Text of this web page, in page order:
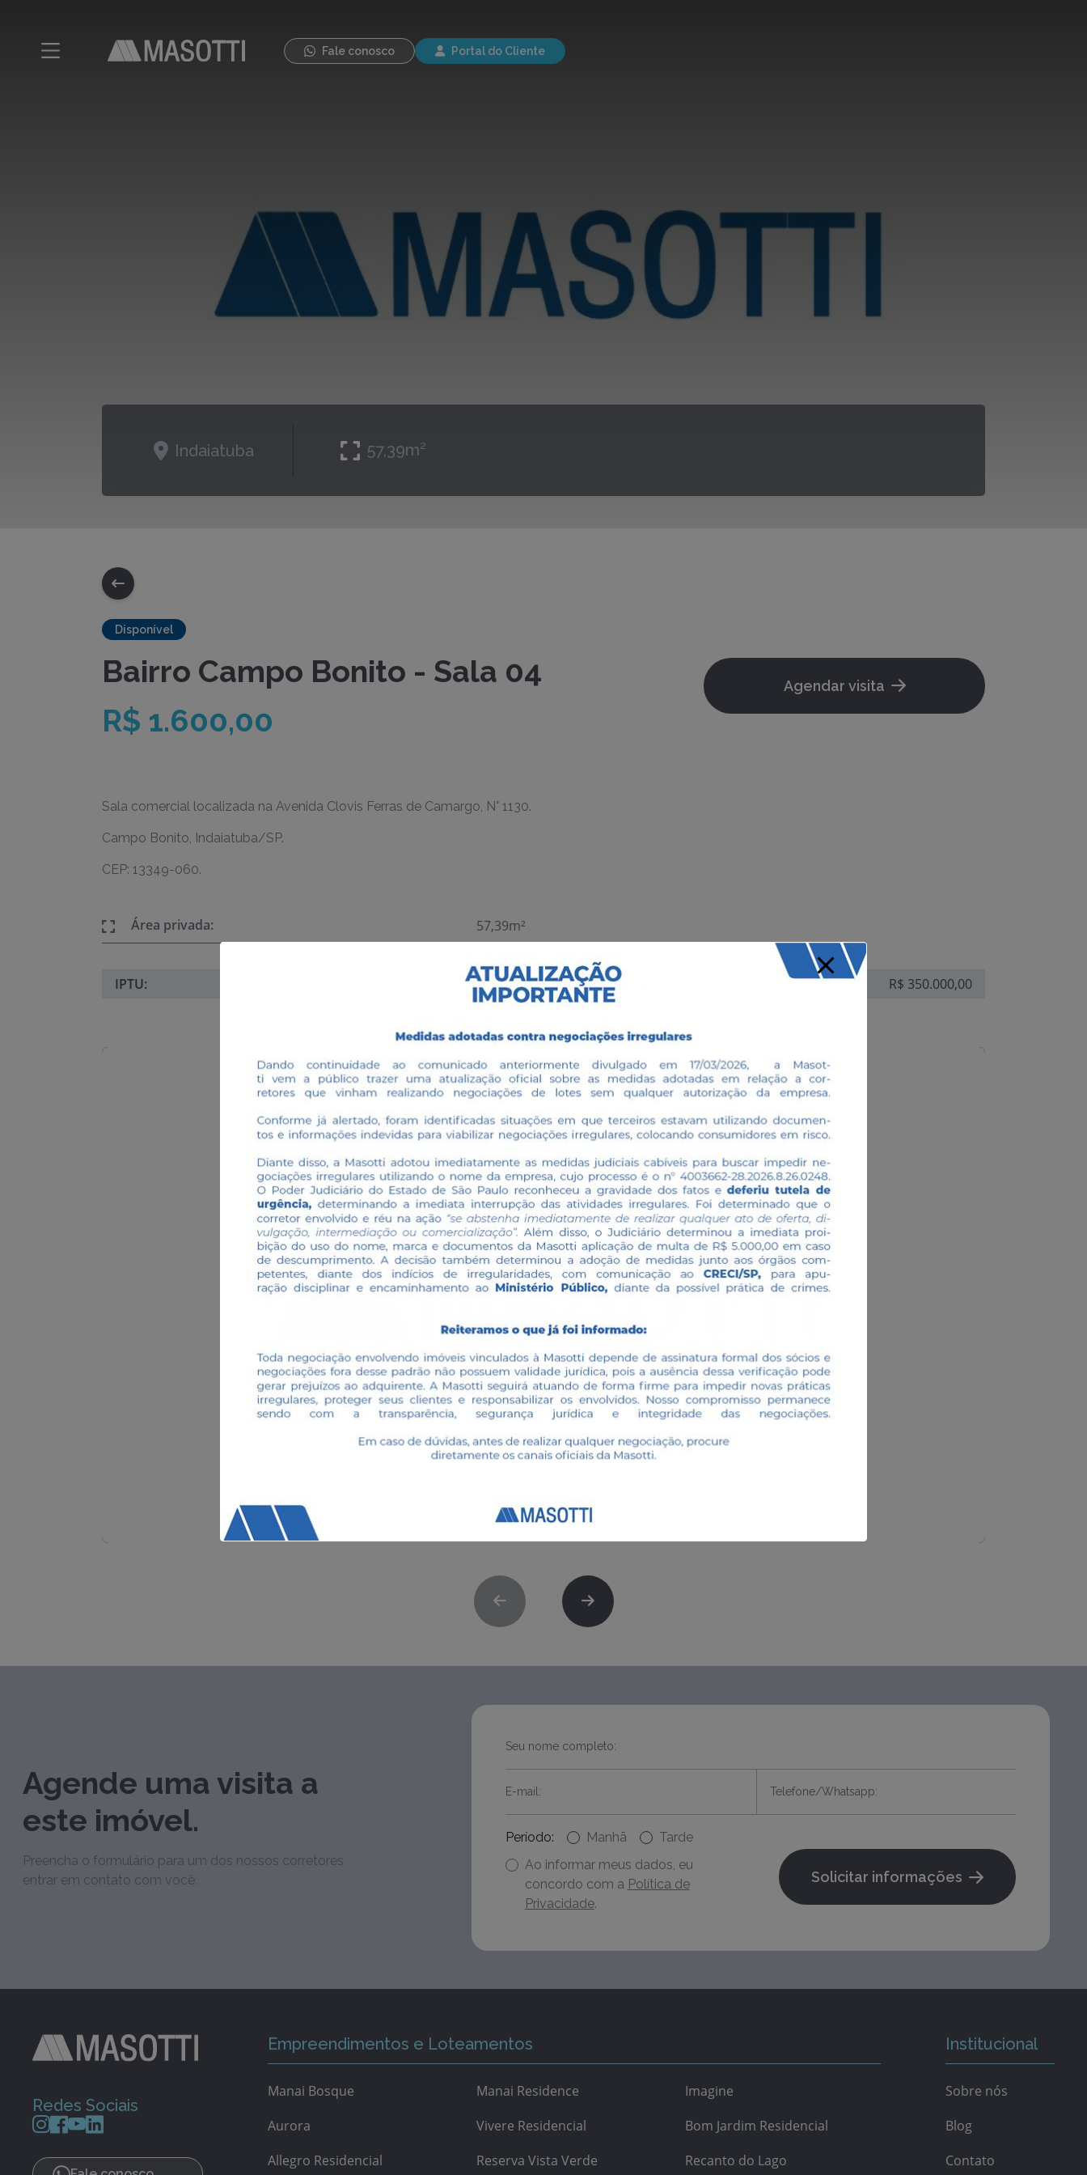
Fale conosco Portal do Cliente
Indaiatuba 57,39m²
Disponível
Bairro Campo Bonito - Sala 04
R$ 1.600,00
Agendar visita
Sala comercial localizada na Avenida Clovis Ferras de Camargo, N° 1130.
Campo Bonito, Indaiatuba/SP.
CEP: 13349-060.
Área privada: 57,39m²
IPTU: R$ 83,00 Valor venda: R$ 350.000,00
Agende uma visita a
este imóvel.
Preencha o formulário para um dos nossos corretores
entrar em contato com você.
Período: Manhã
Tarde
Ao informar meus dados, eu
concordo com a Política de
Privacidade.
Solicitar informações
Redes Sociais
Empreendimentos e Loteamentos
Manai Bosque
Aurora
Allegro Residencial
Manai Residence
Vivere Residencial
Reserva Vista Verde
Imagine
Bom Jardim Residencial
Recanto do Lago
Institucional
Sobre nós
Blog
Contato